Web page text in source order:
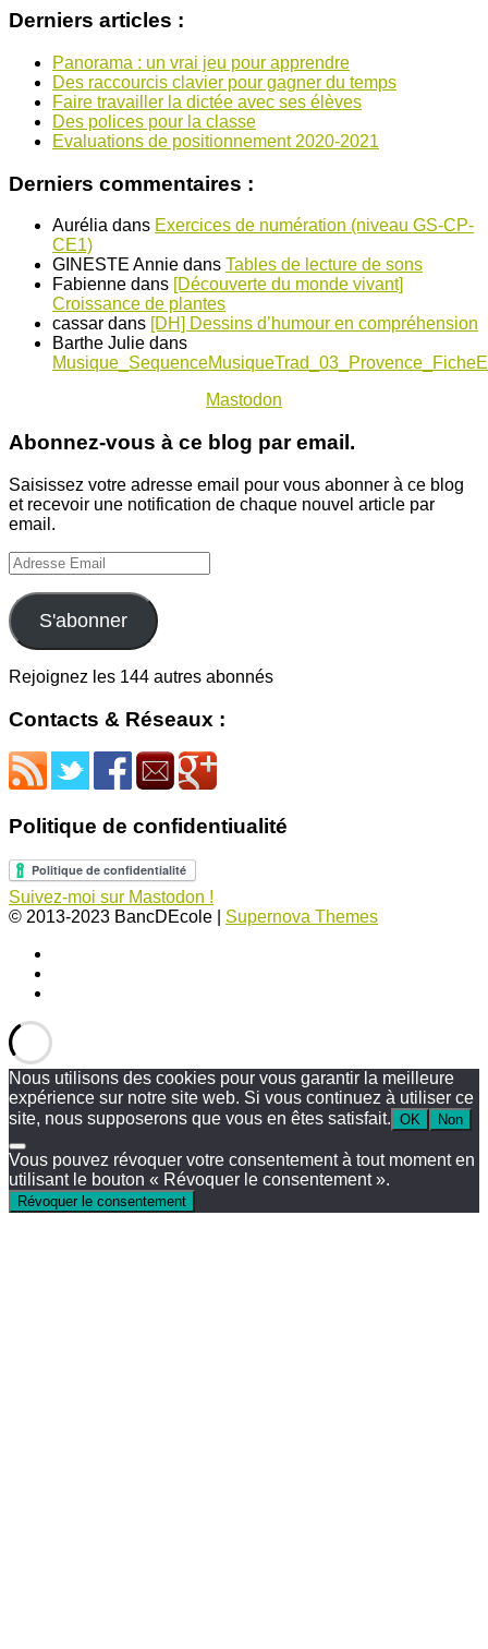
Derniers articles :
Panorama : un vrai jeu pour apprendre
Des raccourcis clavier pour gagner du temps
Faire travailler la dictée avec ses élèves
Des polices pour la classe
Evaluations de positionnement 2020-2021
Derniers commentaires :
Aurélia dans Exercices de numération (niveau GS-CP-
CE1)
GINESTE Annie dans Tables de lecture de sons
Fabienne dans [Découverte du monde vivant]
Croissance de plantes
cassar dans [DH] Dessins d’humour en compréhension
Barthe Julie dans
Mastodon
Abonnez-vous à ce blog par email.
Saisissez votre adresse email pour vous abonner à ce blog
et recevoir une notification de chaque nouvel article par
email.
Adresse
Email
S'abonner
Rejoignez les 144 autres abonnés
Contacts & Réseaux :
Politique de confidentiualité
Suivez-moi sur Mastodon !
© 2013-2023 BancDEcole
Supernova Themes
Nous utilisons des cookies pour vous garantir la meilleure
expérience sur notre site web. Si vous continuez à utiliser ce
site, nous supposerons que vous en êtes satisfait. OK Non
Vous pouvez révoquer votre consentement à tout moment en
utilisant le bouton « Révoquer le consentement ».
Révoquer le consentement